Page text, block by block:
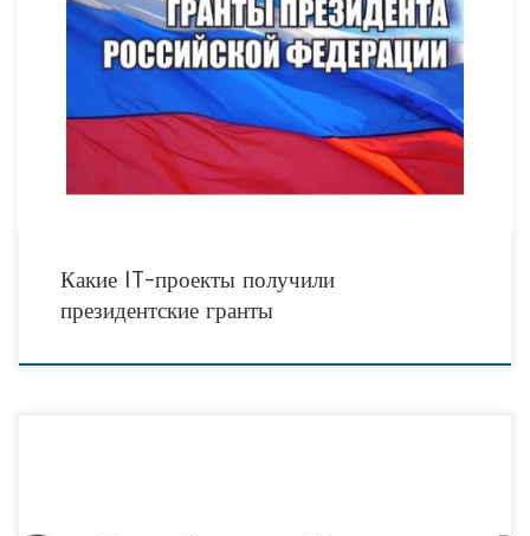
Почти тысяча НКО по всей России в этом году получили президентские
гранты на поддержку своей деятельности. Эксперты отбирали победителей
более чем из шести тысяч заявок. В общей
Какие IT-проекты получили
президентские гранты